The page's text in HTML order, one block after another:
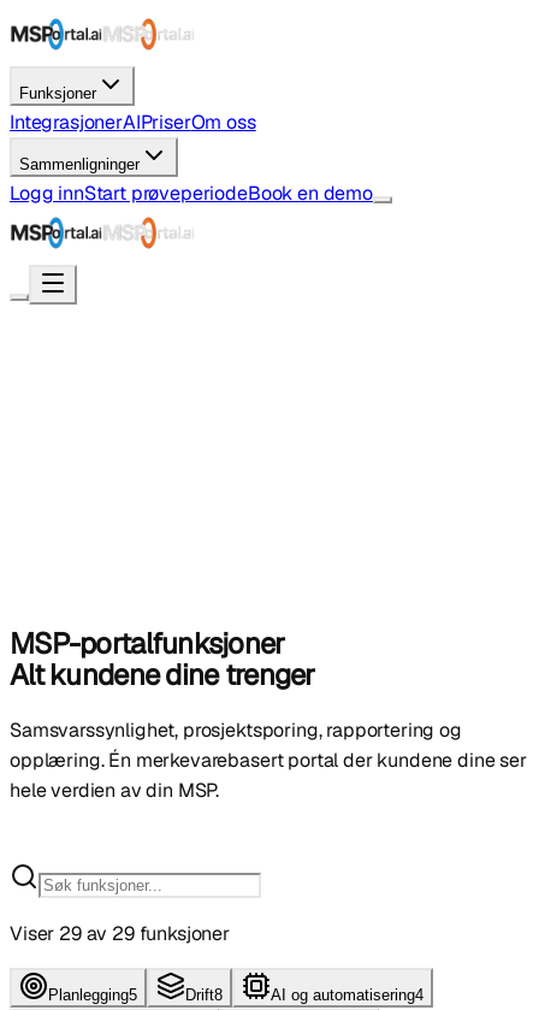
Funksjoner
IntegrasjonerAIPriserOm oss
Sammenligninger
Logg innStart prøveperiodeBook en demo
MSP-portalfunksjoner
Alt kundene dine trenger
Samsvarssynlighet, prosjektsporing, rapportering og
opplæring. Én merkevarebasert portal der kundene dine ser
hele verdien av din MSP.
Viser 29 av 29 funksjoner
Planlegging5 Drift8 AI og automatisering4